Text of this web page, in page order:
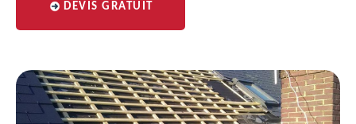
DEVIS GRATUIT